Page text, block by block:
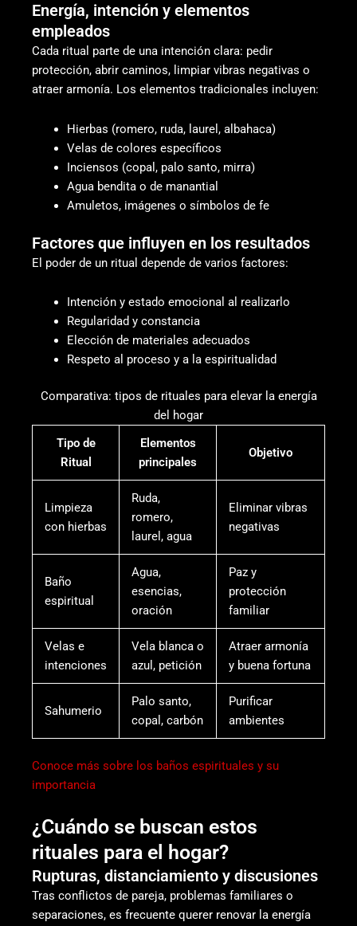
Energía, intención y elementos
empleados
Cada ritual parte de una intención clara: pedir
protección, abrir caminos, limpiar vibras negativas o
atraer armonía. Los elementos tradicionales incluyen:
Hierbas (romero, ruda, laurel, albahaca)
Velas de colores específicos
Inciensos (copal, palo santo, mirra)
Agua bendita o de manantial
Amuletos, imágenes o símbolos de fe
Factores que influyen en los resultados
El poder de un ritual depende de varios factores:
Intención y estado emocional al realizarlo
Regularidad y constancia
Elección de materiales adecuados
Respeto al proceso y a la espiritualidad
Comparativa: tipos de rituales para elevar la energía
del hogar
Tipo de
Ritual
Elementos
principales
Objetivo
Limpieza
con hierbas
Ruda,
romero,
laurel, agua
Eliminar vibras
negativas
Baño
espiritual
Agua,
esencias,
oración
Paz y
protección
familiar
Velas e
intenciones
Vela blanca o
azul, petición
Atraer armonía
y buena fortuna
Sahumerio
Palo santo,
copal, carbón
Purificar
ambientes
Conoce más sobre los baños espirituales y su
importancia
¿Cuándo se buscan estos
rituales para el hogar?
Rupturas, distanciamiento y discusiones
Tras conflictos de pareja, problemas familiares o
separaciones, es frecuente querer renovar la energía